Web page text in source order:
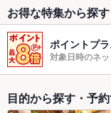
お得な特集から探
ポイントプ
対象日時のネ
目的から探す・予